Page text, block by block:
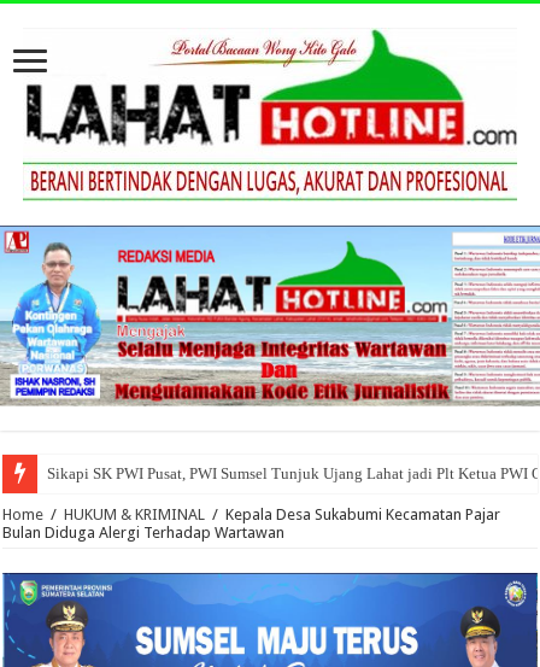
Sikapi SK PWI Pusat, PWI Sumsel Tunjuk Ujang Lahat jadi Plt Ketua PWI
Home / HUKUM & KRIMINAL / Kepala Desa Sukabumi Kecamatan Pajar
Bulan Diduga Alergi Terhadap Wartawan